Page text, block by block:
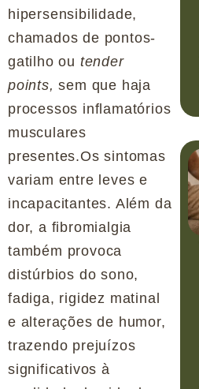
hipersensibilidade,
chamados de pontos-
gatilho ou tender
points,sem que haja
processos inflamatórios
musculares
presentes.Os sintomas
variam entre leves e
incapacitantes. Além da
dor, a fibromialgia
também provoca
distúrbios do sono,
fadiga, rigidez matinal
e alterações de humor,
trazendo prejuízos
significativos à